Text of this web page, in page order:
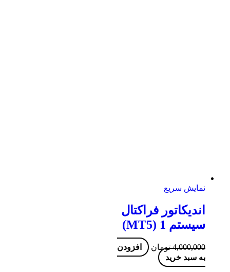
نمایش سریع
اندیکاتور فراکتال
سیستم 1 (MT5)
4,000,000 تومان
افزودن
به سبد خرید